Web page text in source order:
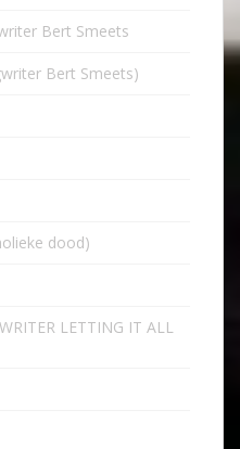
Bert Smeets
Bert Smeets)
dood)
LETTING IT ALL